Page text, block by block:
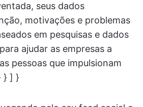
seus dados
motivações e problemas
em pesquisas e dados
ajudar as empresas a
pessoas que impulsionam
} ] }